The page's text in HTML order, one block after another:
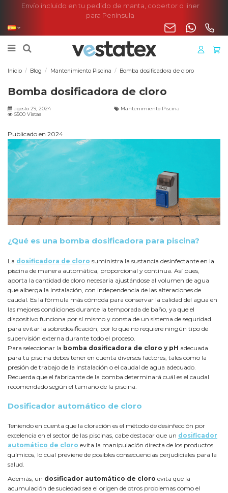
Envío incluido en tu pedido de manta, cobertor o liner
para Península
Inicio Blog Mantenimiento Piscina Bomba dosificadora de cloro
Bomba dosificadora de cloro
agosto 29, 2024
Mantenimiento Piscina
5500 Vistas
Publicado en 2024
¿Qué es una bomba dosificadora para piscina?
La dosificadora de cloro suministra la sustancia desinfectante en la
piscina de manera automática, proporcional y continua. Así pues,
aporta la cantidad de cloro necesaria ajustándose al volumen de agua
que alberga la instalación, con independencia de las alteraciones de
caudal. Es la fórmula más cómoda para conservar la calidad del agua en
las mejores condiciones durante la temporada de baño, ya que el
dispositivo funciona por sí mismo y consta de un sistema de seguridad
para evitar la sobredosificación, por lo que no requiere ningún tipo de
supervisión externa durante todo el proceso.
Para seleccionar la bomba dosificadora de cloro y pH adecuada
para tu piscina debes tener en cuenta diversos factores, tales como la
presión de trabajo de la instalación o el caudal de agua adecuado.
Recuerda que el fabricante de la bomba determinará cuál es el caudal
recomendado según el tamaño de la piscina.
Dosificador automático de cloro
Teniendo en cuenta que la cloración es el método de desinfección por
excelencia en el sector de las piscinas, cabe destacar que un dosificador
automático de cloro evita la manipulación directa de los productos
químicos, lo cual previene de posibles consecuencias perjudiciales para la
salud.
Además, un dosificador automático de cloro evita que la
acumulación de suciedad sea el origen de otros problemas como el